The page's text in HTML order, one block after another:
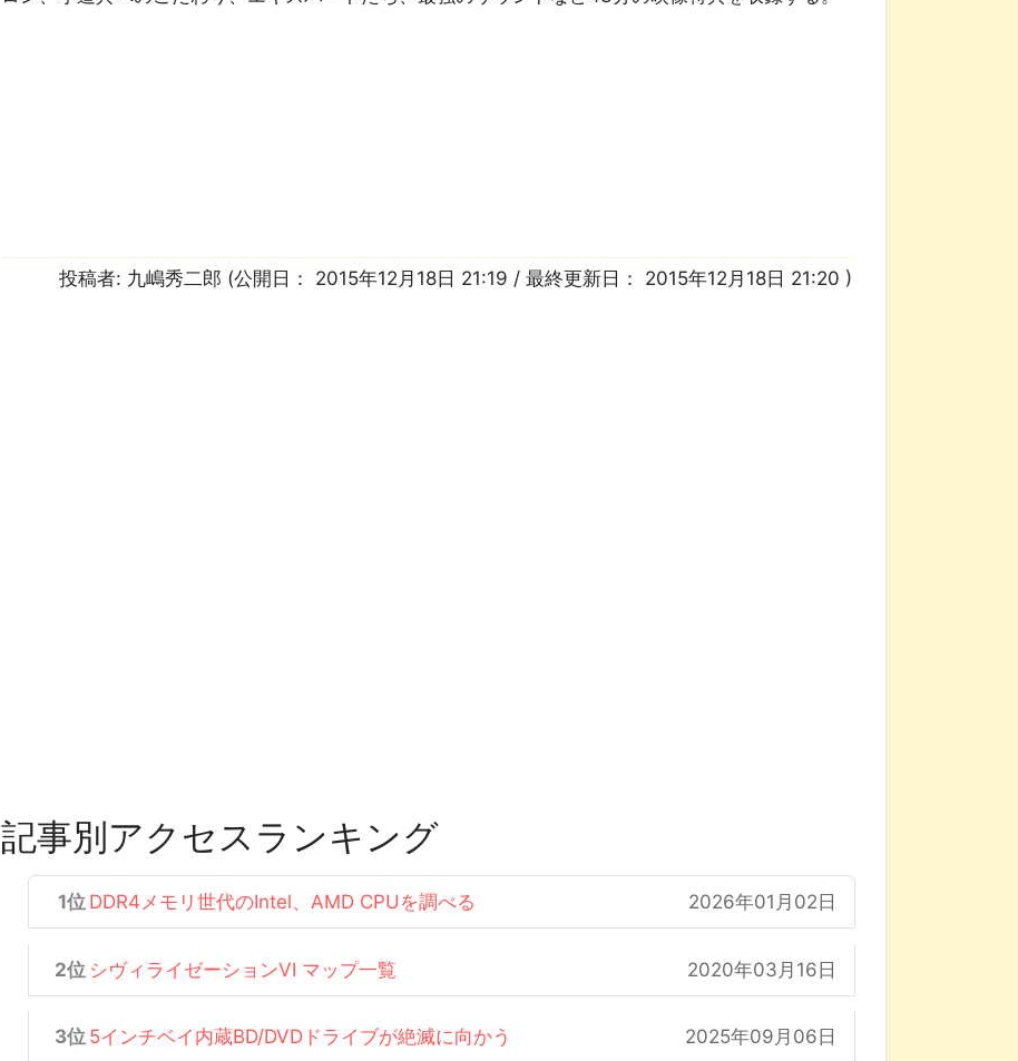
投稿者: 九嶋秀二郎 (公開日： 2015年12月18日 21:19 / 最終更新日： 2015年12月18日 21:20 )
記事別アクセスランキング
DDR4メモリ世代のIntel、AMD CPUを調べる 2026年01月02日
シヴィライゼーションVI マップ一覧 2020年03月16日
5インチベイ内蔵BD/DVDドライブが絶滅に向かう 2025年09月06日